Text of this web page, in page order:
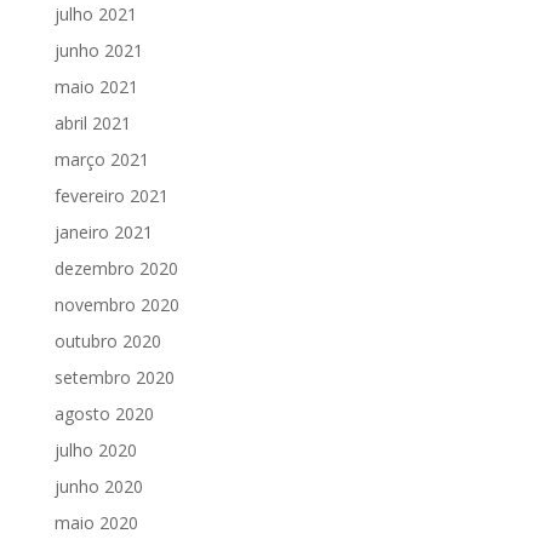
julho 2021
junho 2021
maio 2021
abril 2021
março 2021
fevereiro 2021
janeiro 2021
dezembro 2020
novembro 2020
outubro 2020
setembro 2020
agosto 2020
julho 2020
junho 2020
maio 2020